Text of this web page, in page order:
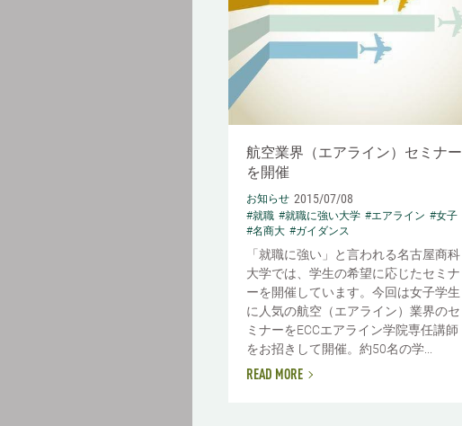
航空業界（エアライン）セミナー
を開催
お知らせ 2015/07/08
#就職 #就職に強い大学 #エアライン #女子
#名商大 #ガイダンス
「就職に強い」と言われる名古屋商科
大学では、学生の希望に応じたセミナ
ーを開催しています。今回は女子学生
に人気の航空（エアライン）業界のセ
ミナーをECCエアライン学院専任講師
をお招きして開催。約50名の学...
READ MORE